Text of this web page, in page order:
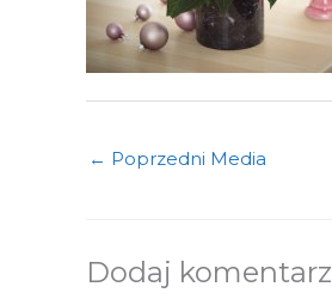
← Poprzedni Media
Dodaj komentarz